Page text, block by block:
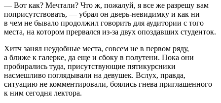
— Вот как? Мечтали? Что ж, пожалуй, я все же разрешу вам
поприсутствовать, — убрал он дверь-невидимку и как ни
в чем не бывало продолжил говорить для аудитории с того
места, на котором прервался из-за двух опоздавших студенток.
Хитч занял неудобные места, совсем не в первом ряду,
а ближе к галерке, да еще и сбоку в полутени. Пока они
пробирались туда, присутствующие пятикурсники
насмешливо поглядывали на девушек. Вслух, правда,
ситуацию не комментировали, боялись гнева приглашенного
к ним сегодня лектора.